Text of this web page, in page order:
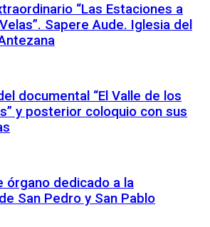
“Las Estaciones a
Sapere Aude. Iglesia del
documental “El Valle de los
y posterior coloquio con sus
órgano dedicado a la
San Pedro y San Pablo